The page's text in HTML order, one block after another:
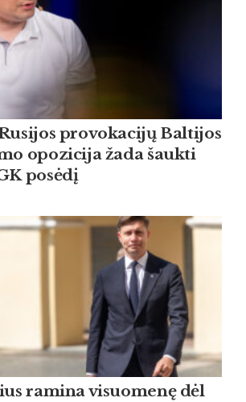
provokacijų Baltijos
opozicija žada šaukti
posėdį
ramina visuomenę dėl